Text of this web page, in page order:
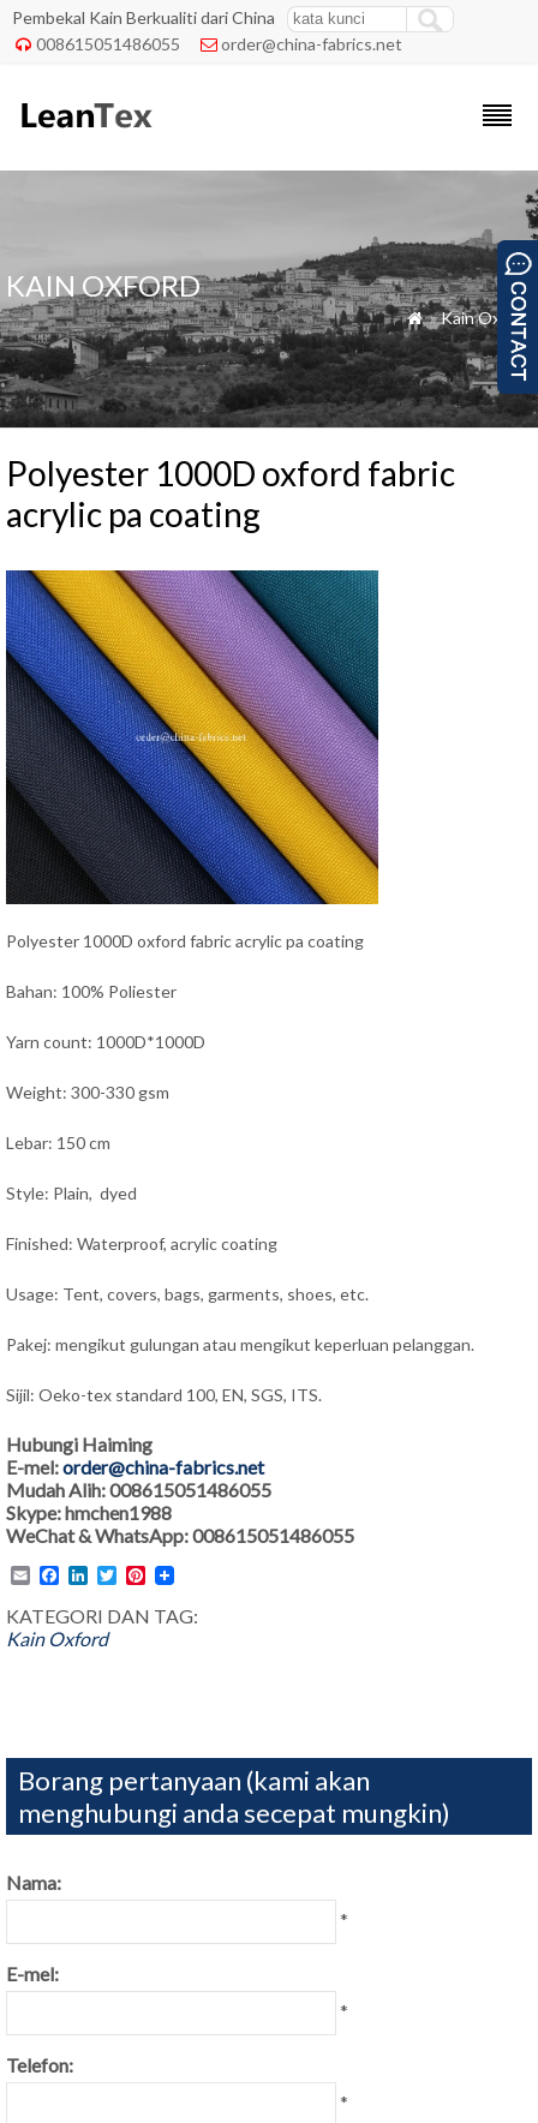
Pembekal Kain Berkualiti dari China
 008615051486055  order@china-fabrics.net
KAIN OXFORD
 »Kain Oxford
Polyester 1000D oxford fabric
acrylic pa coating
Polyester 1000D oxford fabric acrylic pa coating
Bahan: 100% Poliester
Yarn count: 1000D*1000D
Weight: 300-330 gsm
Lebar: 150 cm
Style: Plain, dyed
Finished: Waterproof, acrylic coating
Usage: Tent, covers, bags, garments, shoes, etc.
Pakej: mengikut gulungan atau mengikut keperluan pelanggan.
Sijil: Oeko-tex standard 100, EN, SGS, ITS.
Hubungi Haiming
E-mel:order@china-fabrics.net
Mudah Alih: 008615051486055
Skype: hmchen1988
WeChat & WhatsApp: 008615051486055
EmailFacebook
LinkedIn
TwitterPinterest
KATEGORI DAN TAG:
Kain Oxford
Borang pertanyaan (kami akan
menghubungi anda secepat mungkin)
Nama:
*
E-mel:
*
Telefon:
*